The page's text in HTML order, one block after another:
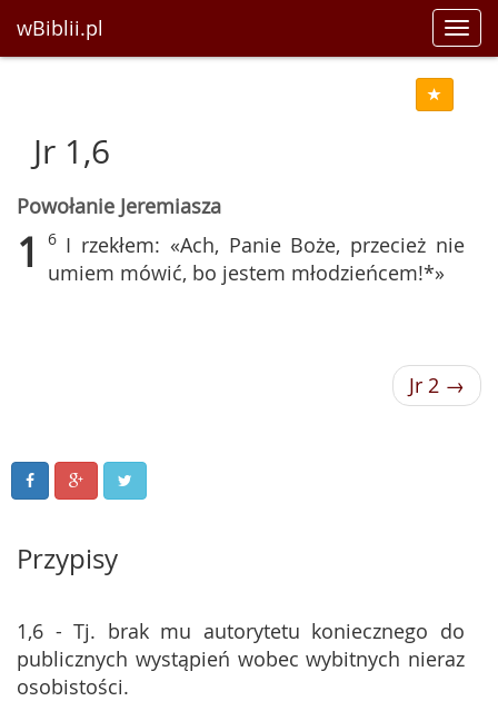
wBiblii.pl
Jr 1,6
Powołanie Jeremiasza
1 6 I rzekłem: «Ach, Panie Boże, przecież nie
umiem mówić, bo jestem młodzieńcem!*»
Jr 2 →
Przypisy
1,6 - Tj. brak mu autorytetu koniecznego do
publicznych wystąpień wobec wybitnych nieraz
osobistości.